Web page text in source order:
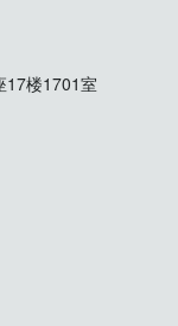
17楼1701室